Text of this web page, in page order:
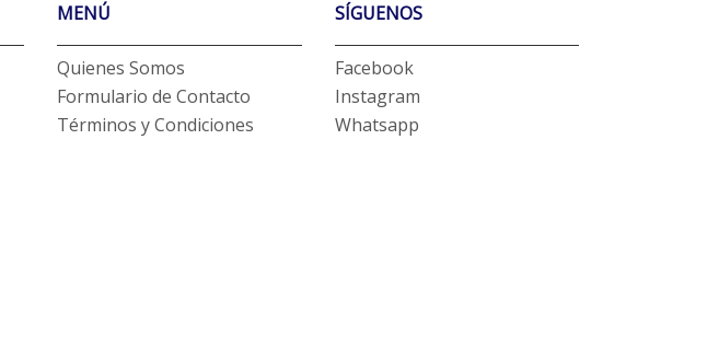
MENÚ
Quienes Somos
Formulario de Contacto
Términos y Condiciones
SÍGUENOS
Facebook
Instagram
Whatsapp